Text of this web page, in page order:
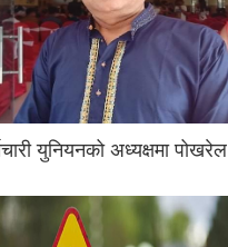
युनियनको अध्यक्षमा पोखरेल